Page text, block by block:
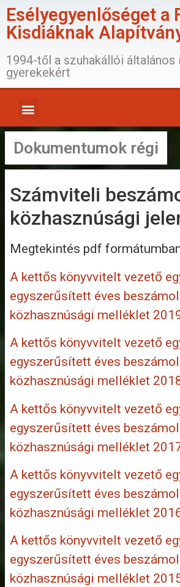
Esélyegyenlőséget a
Kisdiáknak
1994-től a szuhakállói általános
gyerekekért
Dokumentumok régi
Számviteli
közhasznúsági
Megtekintés pdf
A kettős könyvvitelt vezető
egyszerűsített éves
közhasznúsági melléklet
A kettős könyvvitelt vezető
egyszerűsített éves
közhasznúsági melléklet
A kettős könyvvitelt vezető
egyszerűsített éves
közhasznúsági melléklet
A kettős könyvvitelt vezető
egyszerűsített éves
közhasznúsági melléklet
A kettős könyvvitelt vezető
egyszerűsített éves
közhasznúsági melléklet